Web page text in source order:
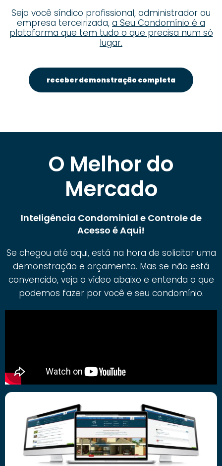
Seja você síndico profissional, administrador ou
empresa terceirizada, a Seu Condomínio é a
plataforma que tem tudo o que precisa num só
lugar.
receber demonstração completa
O Melhor do
Mercado
Inteligência Condominial e Controle de
Acesso é Aqui!
Se chegou até aqui, está na hora de solicitar uma
demonstração e orçamento. Mas se não está
convencido, veja o vídeo abaixo e entenda o que
podemos fazer por você e seu condomínio.